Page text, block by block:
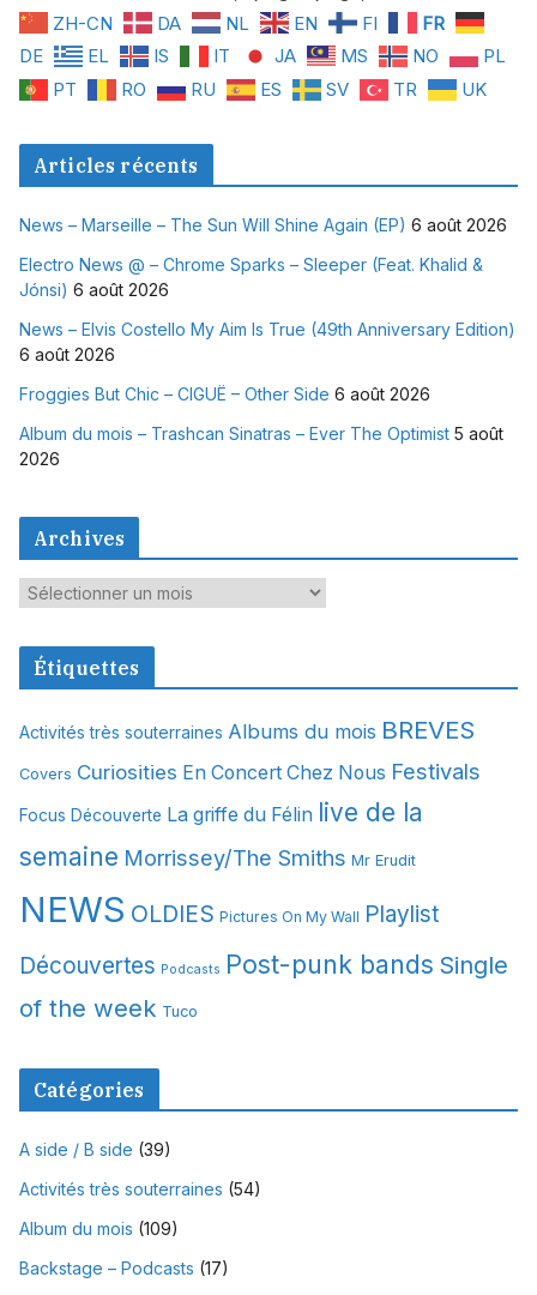
ZH-CN DA NL EN FI
FR
DE
EL IS IT JA MS NO
PL
PT
RO RU ES SV TR UK
Articles récents
News – Marseille – The Sun Will Shine Again (EP) 6 août 2026
Electro News @ – Chrome Sparks – Sleeper (Feat. Khalid &
Jónsi) 6 août 2026
News – Elvis Costello My Aim Is True (49th Anniversary Edition)
6 août 2026
Froggies But Chic – CIGUË – Other Side 6 août 2026
Album du mois – Trashcan Sinatras – Ever The Optimist 5 août
2026
Archives
A
c
v
e
Étiquettes
Activités très souterraines Albums du mois BREVES
Covers Curiosities En Concert Chez Nous Festivals
Focus Découverte La griffe du Félin live de la
semaine Morrissey/The Smiths Mr Erudit
NEWS OLDIES Pictures On My Wall Playlist
Découvertes Podcasts Post-punk bands Single
of the week Tuco
Catégories
A side / B side (39)
Activités très souterraines (54)
Album du mois (109)
Backstage – Podcasts (17)